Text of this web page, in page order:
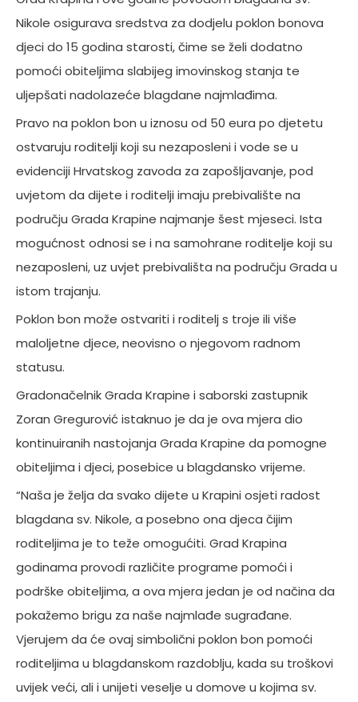
Nikole osigurava sredstva za dodjelu poklon bonova
djeci do 15 godina starosti, čime se želi dodatno
pomoći obiteljima slabijeg imovinskog stanja te
uljepšati nadolazeće blagdane najmlađima.
Pravo na poklon bon u iznosu od 50 eura po djetetu
ostvaruju roditelji koji su nezaposleni i vode se u
evidenciji Hrvatskog zavoda za zapošljavanje, pod
uvjetom da dijete i roditelji imaju prebivalište na
području Grada Krapine najmanje šest mjeseci. Ista
mogućnost odnosi se i na samohrane roditelje koji su
nezaposleni, uz uvjet prebivališta na području Grada u
istom trajanju.
Poklon bon može ostvariti i roditelj s troje ili više
maloljetne djece, neovisno o njegovom radnom
statusu.
Gradonačelnik Grada Krapine i saborski zastupnik
Zoran Gregurović istaknuo je da je ova mjera dio
kontinuiranih nastojanja Grada Krapine da pomogne
obiteljima i djeci, posebice u blagdansko vrijeme.
“Naša je želja da svako dijete u Krapini osjeti radost
blagdana sv. Nikole, a posebno ona djeca čijim
roditeljima je to teže omogućiti. Grad Krapina
godinama provodi različite programe pomoći i
podrške obiteljima, a ova mjera jedan je od načina da
pokažemo brigu za naše najmlađe sugrađane.
Vjerujem da će ovaj simbolični poklon bon pomoći
roditeljima u blagdanskom razdoblju, kada su troškovi
uvijek veći, ali i unijeti veselje u domove u kojima sv.